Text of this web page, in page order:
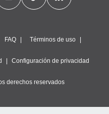
FAQ Términos de uso
Configuración de privacidad
derechos reservados